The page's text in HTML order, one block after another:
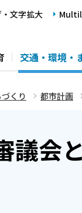
文字拡大
交通・環境・
くり 都市計画
議会